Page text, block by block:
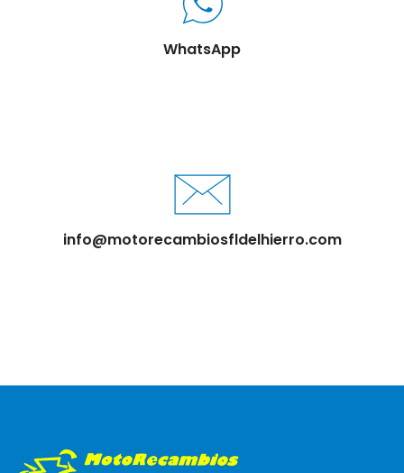
WhatsApp
info@motorecambiosfldelhierro.com